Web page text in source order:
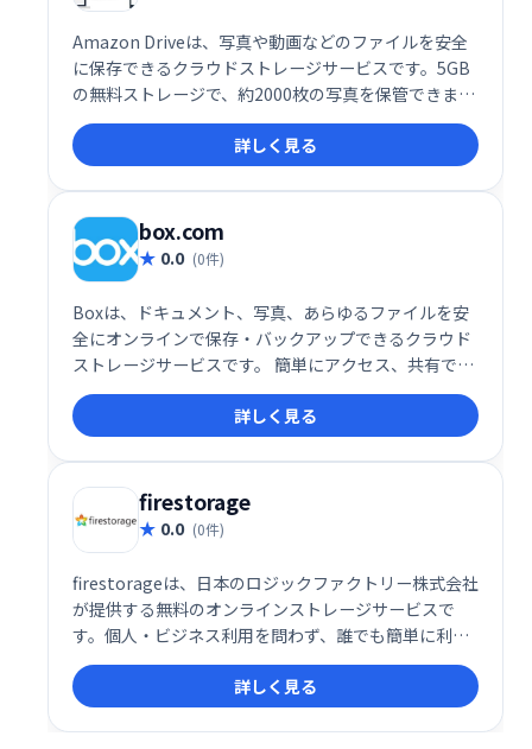
Amazon Driveは、写真や動画などのファイルを安全
に保存できるクラウドストレージサービスです。5GB
の無料ストレージで、約2000枚の写真を保管できま
す。必要に応じて、有料プランでストレージ容量を増
やすことも可能です。大切な思い出やデータを、いつ
でもどこからでもアクセスできる安心のクラウド環境
を提供します。
詳しく見る
box.com
0.0 (0件)
Boxは、ドキュメント、写真、あらゆるファイルを安
全にオンラインで保存・バックアップできるクラウド
ストレージサービスです。 簡単にアクセス、共有で
き、ビジネスの生産性向上に貢献します。 大切なデー
タを安全に管理したい方におすすめです。
詳しく見る
firestorage
0.0 (0件)
firestorageは、日本のロジックファクトリー株式会社
が提供する無料のオンラインストレージサービスで
す。個人・ビジネス利用を問わず、誰でも簡単に利用
できます。 大容量のファイル保存や共有が可能なた
め、個人利用からビジネス利用まで幅広い用途で活用
できます。
詳しく見る